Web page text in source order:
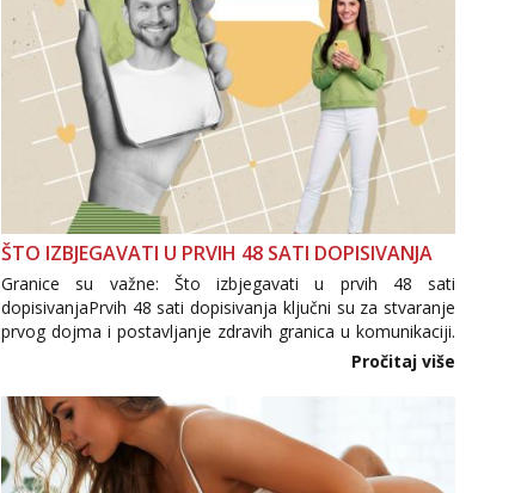
ŠTO IZBJEGAVATI U PRVIH 48 SATI DOPISIVANJA
Granice su važne: Što izbjegavati u prvih 48 sati
dopisivanjaPrvih 48 sati dopisivanja ključni su za stvaranje
prvog dojma i postavljanje zdravih granica u komunikaciji.
Važno je izbjeći prebrzo otkrivanje osobnih ili intimnih
informacija, jer nepoznata osoba još nije zaslužila to
povjerenje. Takođe...
Pročitaj više